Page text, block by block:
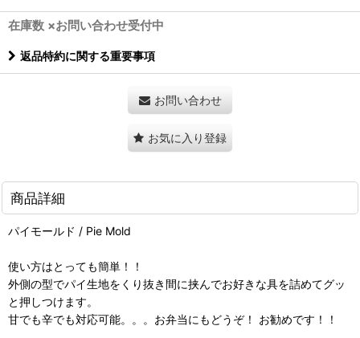
在庫数 ×お問い合わせ受付中
返品特約に関する重要事項
お問い合わせ
お気に入り登録
商品詳細
パイモールド / Pie Mold
使い方はとっても簡単！！
外側の型でパイ生地をくり抜き間に挟んでお好きな具を詰めてグッ
と押しつけます。
甘でも辛でも対応可能。。。お弁当にもどうぞ！ お勧めです！！